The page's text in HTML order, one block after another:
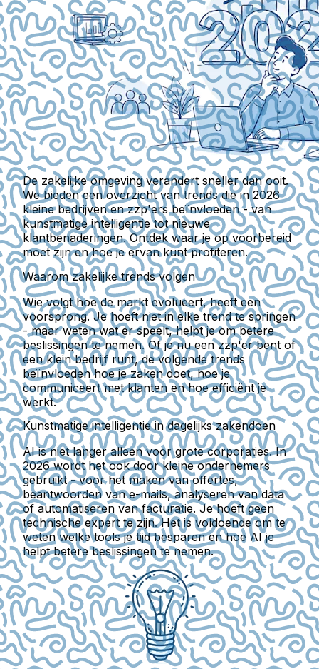
De zakelijke omgeving verandert sneller dan ooit.
We bieden een overzicht van trends die in 2026
kleine bedrijven en zzp'ers beïnvloeden - van
kunstmatige intelligentie tot nieuwe
klantbenaderingen. Ontdek waar je op voorbereid
moet zijn en hoe je ervan kunt profiteren.
Waarom zakelijke trends volgen
Wie volgt hoe de markt evolueert, heeft een
voorsprong. Je hoeft niet in elke trend te springen
- maar weten wat er speelt, helpt je om betere
beslissingen te nemen. Of je nu een zzp'er bent of
een klein bedrijf runt, de volgende trends
beïnvloeden hoe je zaken doet, hoe je
communiceert met klanten en hoe efficiënt je
werkt.
Kunstmatige intelligentie in dagelijks zakendoen
AI is niet langer alleen voor grote corporaties. In
2026 wordt het ook door kleine ondernemers
gebruikt - voor het maken van offertes,
beantwoorden van e-mails, analyseren van data
of automatiseren van facturatie.Je hoeft geen
technische expert te zijn. Het is voldoende om te
weten welke tools je tijd besparen en hoe AI je
helpt betere beslissingen te nemen.